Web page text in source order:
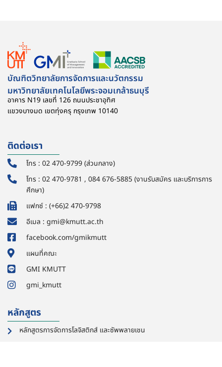
บัณฑิตวิทยาลัยการจัดการและนวัตกรรม
มหาวิทยาลัยเทคโนโลยีพระจอมเกล้าธนบุรี
อาคาร N19 เลขที่ 126 ถนนประชาอุทิศ
แขวงบางมด เขตทุ่งครุ กรุงเทพ 10140
ติดต่อเรา
โทร : 02 470-9799 (ส่วนกลาง)
โทร : 02 470-9781 , 084 676-5885 (งานรับสมัคร และบริการการ
ศึกษา)
แฟกซ์ : (+66)2 470-9798
อีเมล : gmi@kmutt.ac.th
facebook.com/gmikmutt
แผนที่คณะ
GMI KMUTT
gmi_kmutt
หลักสูตร
หลักสูตรการจัดการโลจิสติกส์ และซัพพลายเชน